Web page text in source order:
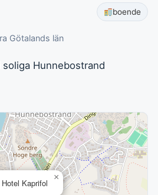
boende
Götalands län
Hunnebostrand
Hotel Kaprifol
×